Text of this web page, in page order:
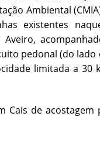
Ambiental
existentes
pedonal (do lado
limitada a 30
de